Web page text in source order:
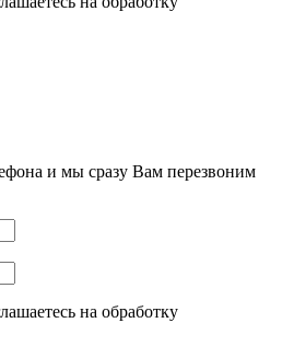
и мы сразу Вам перезвоним
на обработку